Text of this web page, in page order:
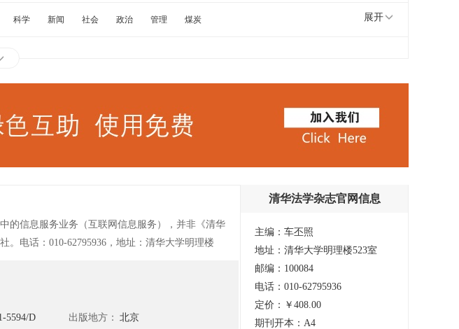
科学 新闻 社会 政治 管理
煤炭
展开
的信息服务业务（互联网信息服务），并非《清华
。电话：010-62795936，地址：清华大学明理楼
胜于言之精神，以严谨求实自律为办刊宗旨，以开
稿件的要求为富有原创性、问题意识强烈、论证充
制。
5594/D 出版地方：
北京
清华法学杂志官网信息
主编：车丕照
地址：清华大学明理楼523室
邮编：100084
电话：010-62795936
定价：￥408.00
期刊开本：A4